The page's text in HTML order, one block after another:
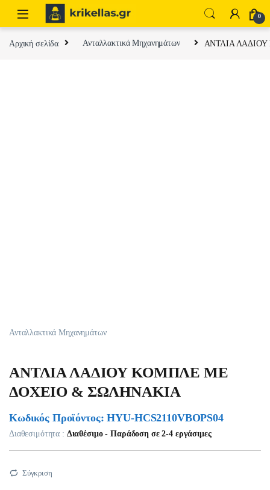
Skip to navigation
Skip to content
0
Αρχική σελίδα Ανταλλακτικά Μηχανημάτων ΑΝΤΛΙΑ
Ανταλλακτικά Μηχανημάτων
ΑΝΤΛΙΑ ΛΑΔΙΟΥ ΚΟΜΠΛΕ ΜΕ
ΔΟΧΕΙΟ & ΣΩΛΗΝΑΚΙΑ
Κωδικός Προϊόντος: HYU-HCS2110VBOPS04
Διαθεσιμότητα : Διαθέσιμο - Παράδοση σε 2-4 εργάσιμες
Σύγκριση